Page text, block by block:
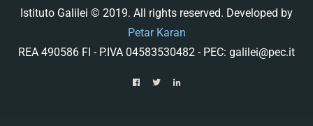
Istituto Galilei © 2019. All rights reserved. Developed by
Petar Karan
REA 490586 FI - P.IVA 04583530482 - PEC: galilei@pec.it